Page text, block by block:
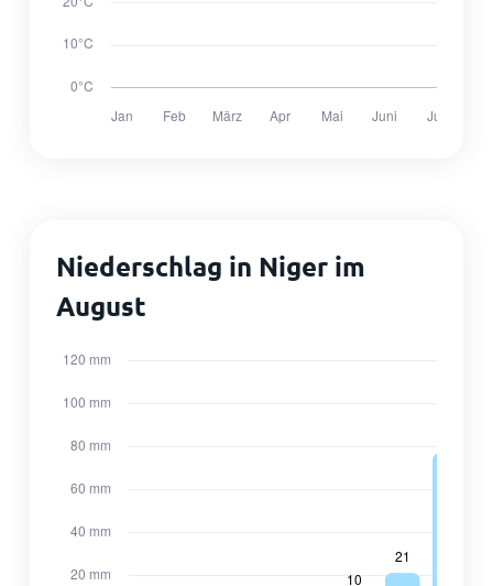
Niederschlag in Niger im
August